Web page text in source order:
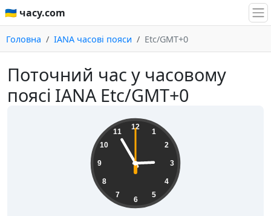
🇺🇦 часу.com
Головна IANA часові пояси Etc/GMT+0
Поточний час у часовому
поясі IANA Etc/GMT+0
12
1
2
3
4
5
6
7
8
9
10
11